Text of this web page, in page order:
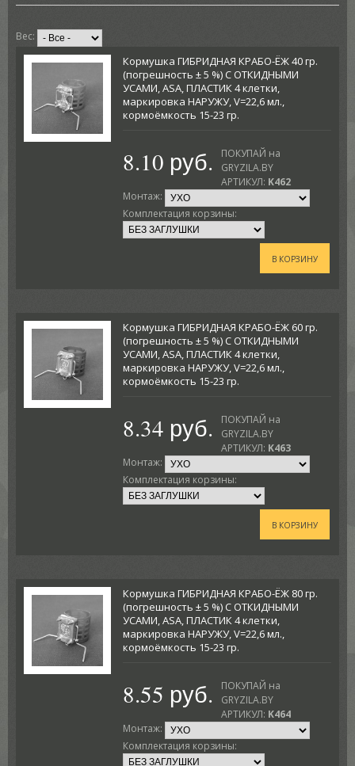
Вес:
Кормушка ГИБРИДНАЯ КРАБО-ЁЖ 40 гр.
(погрешность ± 5 %) С ОТКИДНЫМИ
УСАМИ, ASA, ПЛАСТИК 4 клетки,
маркировка НАРУЖУ, V=22,6 мл.,
кормоёмкость 15-23 гр.
8.10 руб.
ПОКУПАЙ на
GRYZILA.BY
АРТИКУЛ: K462
Монтаж:
Комплектация корзины:
В КОРЗИНУ
Кормушка ГИБРИДНАЯ КРАБО-ЁЖ 60 гр.
(погрешность ± 5 %) С ОТКИДНЫМИ
УСАМИ, ASA, ПЛАСТИК 4 клетки,
маркировка НАРУЖУ, V=22,6 мл.,
кормоёмкость 15-23 гр.
8.34 руб.
ПОКУПАЙ на
GRYZILA.BY
АРТИКУЛ: K463
Монтаж:
Комплектация корзины:
В КОРЗИНУ
Кормушка ГИБРИДНАЯ КРАБО-ЁЖ 80 гр.
(погрешность ± 5 %) С ОТКИДНЫМИ
УСАМИ, ASA, ПЛАСТИК 4 клетки,
маркировка НАРУЖУ, V=22,6 мл.,
кормоёмкость 15-23 гр.
8.55 руб.
ПОКУПАЙ на
GRYZILA.BY
АРТИКУЛ: K464
Монтаж:
Комплектация корзины: